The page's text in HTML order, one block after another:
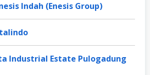
Indah (Enesis Group)
Industrial Estate Pulogadung